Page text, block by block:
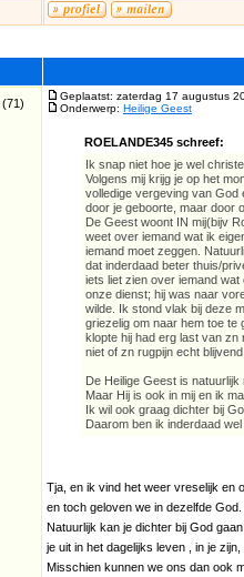
(71)
Geplaatst: zaterdag 17 augustus
Onderwerp: Heilige Geest
ROELANDE345 schreef:
Ik snap niet hoe je wel
Volgens mij krijg je op het
volledige vergeving van God
door je geboorte, maar door
De Geest woont IN mij(bijv
weet over iemand wat ik
iemand moet zeggen.
dat inderdaad beter thuis/
iets liet zien over iemand
onze dienst; hij was naar
wilde. Ik stond vlak bij deze
griezelig om naar hem toe te
klopte hij had erg last van
niet of zn rugpijn echt
De Heilige Geest is
Maar Hij is ook in mij en ik
Ik wil ook graag dichter bij
Daarom ben ik inderdaad
Tja, en ik vind het weer vreselijk en
en toch geloven we in dezelfde
Natuurlijk kan je dichter bij God
je uit in het dagelijks leven , in je
Misschien kunnen we ons dan ook